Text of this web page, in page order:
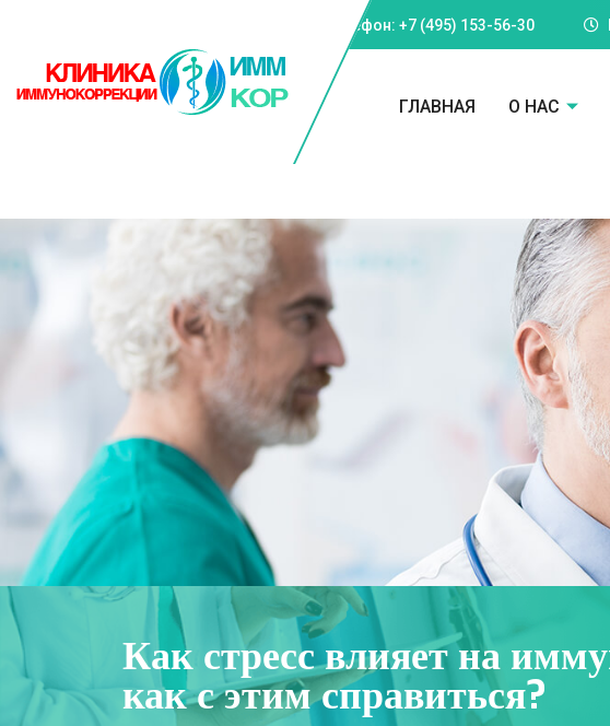
Телефон: +7 (495) 153-56-30
ГЛАВНАЯ О НАС
Как стресс влияет на
как с этим справиться?